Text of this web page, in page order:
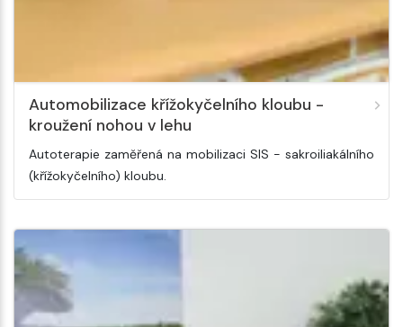
Automobilizace křížokyčelního kloubu -
kroužení nohou v lehu
Autoterapie zaměřená na mobilizaci SIS - sakroiliakálního
(křížokyčelního) kloubu.